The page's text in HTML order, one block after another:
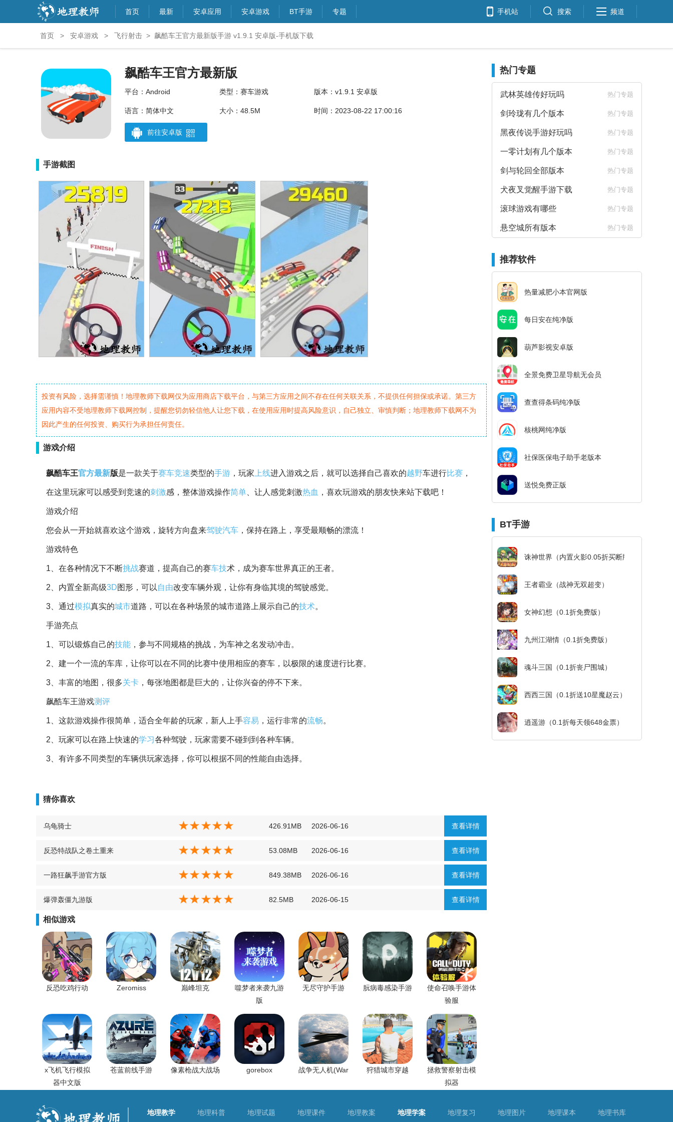
首页 最新 安卓应用 安卓游戏 BT手游 专题 手机站 搜索 频道
首页 > 安卓游戏 > 飞行射击 > 飙酷车王官方最新版手游 v1.9.1 安卓版-手机版下载
飙酷车王官方最新版
平台：Android 类型：赛车游戏 版本：v1.9.1 安卓版
语言：简体中文 大小：48.5M 时间：2023-08-22 17:00:16
前往安卓版
手游截图
投资有风险，选择需谨慎！地理教师下载网仅为应用商店下载平台，与第三方应用之间不存在任何关联关系，不提供任何担保或承诺。第三方
应用内容不受地理教师下载网控制，提醒您切勿轻信他人让您下载，在使用应用时提高风险意识，自己独立、审慎判断；地理教师下载网不为
因此产生的任何投资、购买行为承担任何责任。
游戏介绍
飙酷车王官方最新版是一款关于赛车竞速类型的手游 ，玩家 上线进入游戏之后，就可以选择自己喜欢的越野车进行比赛 ，
在这里玩家可以感受到竞速的刺激感，整体游戏操作简单 、让人感觉刺激热血 ，喜欢玩游戏的朋友快来站下载吧！
游戏介绍
您会从一开始就喜欢这个游戏，旋转方向盘来驾驶汽车 ，保持在路上，享受最顺畅的漂流！
游戏特色
1、在各种情况下不断挑战赛道，提高自己的赛车技术，成为赛车世界真正的王者。
2、内置全新高级3D图形，可以 自由改变车辆外观，让你有身临其境的驾驶感觉。
3、通过模拟真实的城市道路，可以在各种场景的城市道路上展示自己的技术。
手游亮点
1、可以锻炼自己的技能 ，参与不同规格的挑战，为车神之名发动冲击。
2、建一个一流的车库，让你可以在不同的比赛中使用相应的赛车，以极限的速度进行比赛。
3、丰富的地图，很多关卡 ，每张地图都是巨大的，让你兴奋的停不下来。
飙酷车王游戏测评
1、这款游戏操作很简单，适合全年龄的玩家，新人上手容易 ，运行非常的流畅。
2、玩家可以在路上快速的学习各种驾驶，玩家需要不碰到到各种车辆。
3、有许多不同类型的车辆供玩家选择，你可以根据不同的性能自由选择。
猜你喜欢
查看详情
乌龟骑士 426.91MB 2026-06-16
查看详情
反恐特战队之卷土重来 53.08MB 2026-06-16
查看详情
一路狂飙手游官方版 849.38MB 2026-06-16
查看详情
爆弹轰僵九游版 82.5MB 2026-06-15
相似游戏
反恐吃鸡行动 Zeromiss 巅峰坦克
噬梦者来袭九游
版
无尽守护手游 朊病毒感染手游
使命召唤手游体
验服
x飞机飞行模拟
器中文版
苍蓝前线手游 像素枪战大战场 gorebox 战争无人机(War 狩猎城市穿越
拯救警察射击模
拟器
热门专题
武林英雄传好玩吗 热门专题
剑玲珑有几个版本 热门专题
黑夜传说手游好玩吗 热门专题
一零计划有几个版本 热门专题
剑与轮回全部版本 热门专题
犬夜叉觉醒手游下载 热门专题
滚球游戏有哪些 热门专题
悬空城所有版本 热门专题
推荐软件
热量减肥小本官网版
每日安在纯净版
葫芦影视安卓版
全景免费卫星导航无会员
查查得条码纯净版
核桃网纯净版
社保医保电子助手老版本
送悦免费正版
BT手游
诛神世界（内置火影0.05折买断版）
王者霸业（战神无双超变）
女神幻想（0.1折免费版）
九州江湖情（0.1折免费版）
魂斗三国（0.1折丧尸围城）
西西三国（0.1折送10星魔赵云）
逍遥游（0.1折每天领648金票）
地理教学 地理科普 地理试题 地理课件 地理教案 地理学案 地理复习 地理图片 地理课本 地理书库